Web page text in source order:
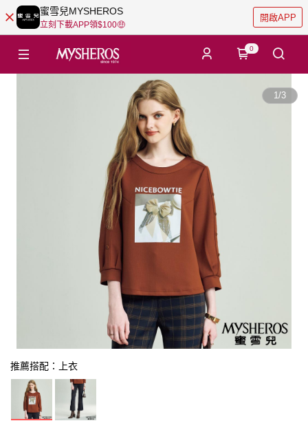
蜜雪兒MYSHEROS
立刻下載APP領$100🤑
開啟APP
0
1/3
推薦搭配：上衣